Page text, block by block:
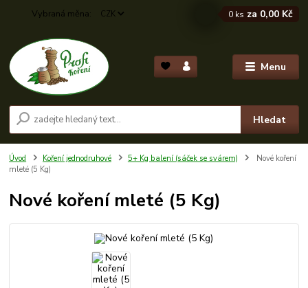
Menu
CZK
Hledat
0 ks za 0,00 Kč
Úvod Koření jednodruhové 5+ Kg balení (sáček se svárem)
Nové koření
mleté (5 Kg)
Nové koření mleté (5 Kg)